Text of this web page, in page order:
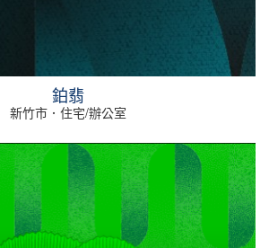
鉑翡
新竹市．住宅/辦公室